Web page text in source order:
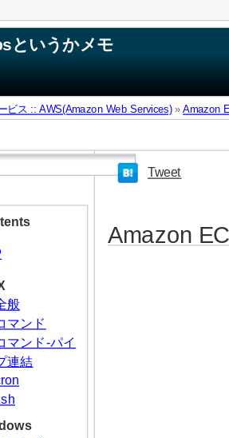
というかメモ
ビス :: AWS(Amazon Web Services)»Amazon
般
マンド
マンド-パイ
連結
Tweet
Amazon